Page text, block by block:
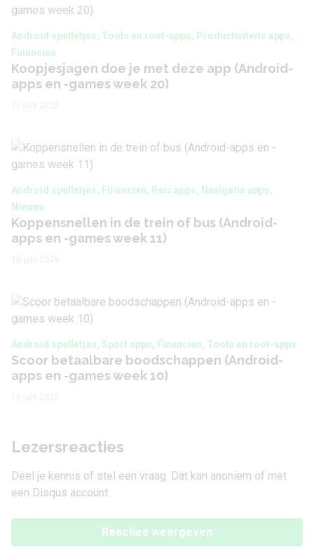
Android spelletjes, Tools en root-apps, Productiviteits apps,
Financien
Koopjesjagen doe je met deze app (Android-
apps en -games week 20)
Android spelletjes, Financien, Reis apps, Navigatie apps,
Nieuws
Koppensnellen in de trein of bus (Android-
apps en -games week 11)
Android spelletjes, Sport apps, Financien, Tools en root-apps
Scoor betaalbare boodschappen (Android-
apps en -games week 10)
Lezersreacties
Deel je kennis of stel een vraag. Dat kan anoniem of met
een Disqus account.
Reacties weergeven